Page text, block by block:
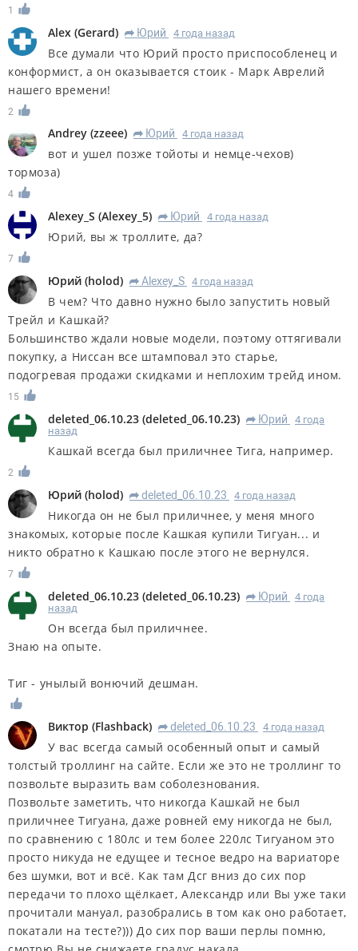
1
Alex (Gerard) R Юрий 4 года назад
Все думали что Юрий просто приспособленец и
конформист, а он оказывается стоик - Марк Аврелий
нашего времени!
2
Andrey (zzeee) R Юрий 4 года назад
вот и ушел позже тойоты и немце-чехов)
тормоза)
4
Alexey_S (Alexey_5) R Юрий 4 года назад
Юрий, вы ж троллите, да?
7
Юрий (holod) R Alexey_S 4 года назад
В чем? Что давно нужно было запустить новый
Трейл и Кашкай?
Большинство ждали новые модели, поэтому оттягивали
покупку, а Ниссан все штамповал это старье,
подогревая продажи скидками и неплохим трейд ином.
15
deleted_06.10.23 (deleted_06.10.23) R Юрий
4 года
назад
Кашкай всегда был приличнее Тига, например.
2
Юрий (holod) R deleted_06.10.23 4 года назад
Никогда он не был приличнее, у меня много
знакомых, которые после Кашкая купили Тигуан... и
никто обратно к Кашкаю после этого не вернулся.
7
deleted_06.10.23 (deleted_06.10.23) R Юрий
4 года
назад
Он всегда был приличнее.
Знаю на опыте.
Тиг - унылый вонючий дешман.
Виктор (Flashback) R deleted_06.10.23 4 года назад
У вас всегда самый особенный опыт и самый
толстый троллинг на сайте. Если же это не троллинг то
позвольте выразить вам соболезнования.
Позвольте заметить, что никогда Кашкай не был
приличнее Тигуана, даже ровней ему никогда не был,
по сравнению с 180лс и тем более 220лс Тигуаном это
просто никуда не едущее и тесное ведро на вариаторе
без шумки, вот и всё. Как там Дсг вниз до сих пор
передачи то плохо щёлкает, Александр или Вы уже таки
прочитали мануал, разобрались в том как оно работает,
покатали на тесте?))) До сих пор ваши перлы помню,